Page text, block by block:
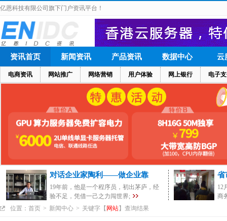
亿恩科技有限公司旗下门户资讯平台！
资讯首页
电商资讯 网站推广 网络营销 用户体验 网上银行 电子
新闻资讯 产品资讯 数据中心 云
对话企业家陶利——做企业靠
19年前，他是一个程序员，初出茅庐，经
验不足，凭借一己之力闯世界;
省
12
商
位置： 首页 > 新闻中心 > 关键字【 网站】查询结果